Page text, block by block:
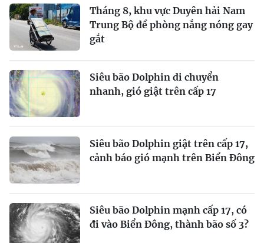
Tháng 8, khu vực Duyên hải Nam
Trung Bộ đề phòng nắng nóng gay
gắt
Siêu bão Dolphin di chuyển
nhanh, gió giật trên cấp 17
Siêu bão Dolphin giật trên cấp 17,
cảnh báo gió mạnh trên Biển Đông
Siêu bão Dolphin mạnh cấp 17, có
đi vào Biển Đông, thành bão số 3?